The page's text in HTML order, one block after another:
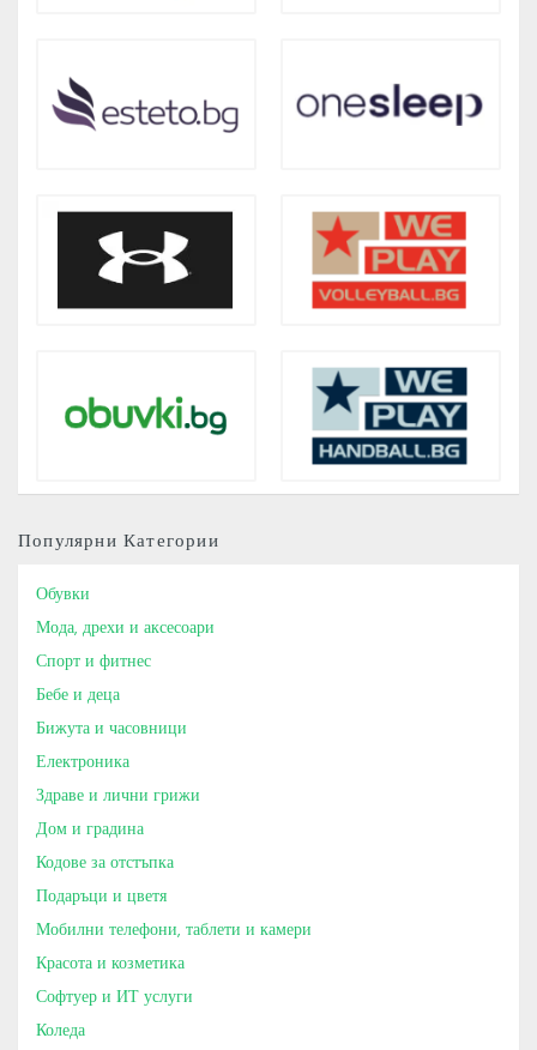
Популярни Категории
Обувки
Мода, дрехи и аксесоари
Спорт и фитнес
Бебе и деца
Бижута и часовници
Електроника
Здраве и лични грижи
Дом и градина
Кодове за отстъпка
Подаръци и цветя
Мобилни телефони, таблети и камери
Красота и козметика
Софтуер и ИТ услуги
Коледа